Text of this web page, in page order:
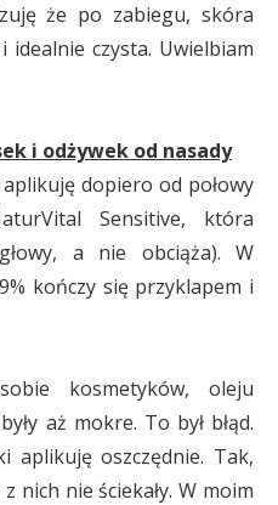
że po zabiegu, skóra
idealnie czysta. Uwielbiam
i odżywek od nasady
dopiero od połowy
Sensitive, która
a nie obciąża). W
kończy się przyklapem i
kosmetyków, oleju
aż mokre. To był błąd.
aplikuję oszczędnie. Tak,
z nich nie ściekały. W moim